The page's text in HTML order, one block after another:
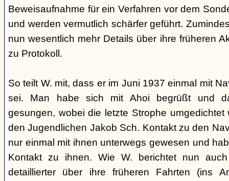
Beweisaufnahme für ein Verfahren vor dem
und werden vermutlich schärfer geführt.
nun wesentlich mehr Details über ihre früheren
zu Protokoll.
So teilt W. mit, dass er im Juni 1937 einmal mit
sei. Man habe sich mit Ahoi begrüßt und
gesungen, wobei die letzte Strophe
den Jugendlichen Jakob Sch. Kontakt zu den
nur einmal mit ihnen unterwegs gewesen und
Kontakt zu ihnen. Wie W. berichtet nun
detaillierter über ihre früheren Fahrten (ins